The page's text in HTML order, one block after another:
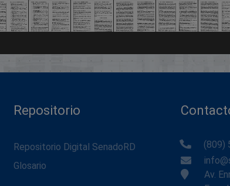
Repositorio
Repositorio Digital SenadoRD
Glosario
(809)
Av.